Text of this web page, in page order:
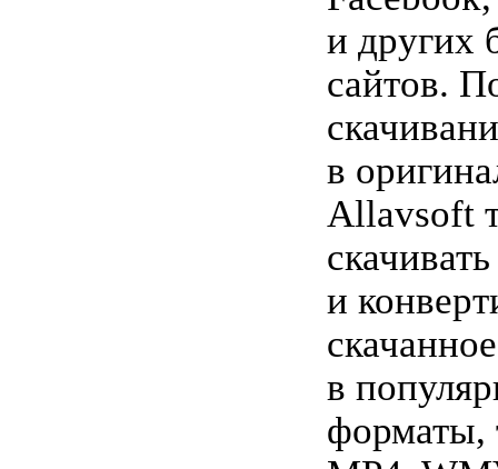
и других
сайтов.
в
Allavsoft
скачивать
и
в
форматы,